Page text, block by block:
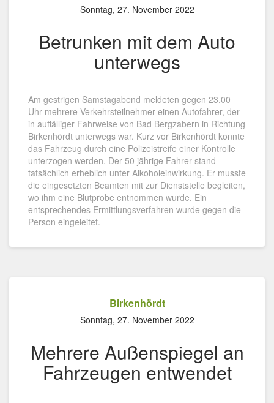
Sonntag, 27. November 2022
Betrunken mit dem Auto
unterwegs
Am gestrigen Samstagabend meldeten gegen 23.00
Uhr mehrere Verkehrsteilnehmer einen Autofahrer, der
in auffälliger Fahrweise von Bad Bergzabern in Richtung
Birkenhördt unterwegs war. Kurz vor Birkenhördt konnte
das Fahrzeug durch eine Polizeistreife einer Kontrolle
unterzogen werden. Der 50 jährige Fahrer stand
tatsächlich erheblich unter Alkoholeinwirkung. Er musste
die eingesetzten Beamten mit zur Dienststelle begleiten,
wo ihm eine Blutprobe entnommen wurde. Ein
entsprechendes Ermittlungsverfahren wurde gegen die
Person eingeleitet.
Birkenhördt
Sonntag, 27. November 2022
Mehrere Außenspiegel an
Fahrzeugen entwendet